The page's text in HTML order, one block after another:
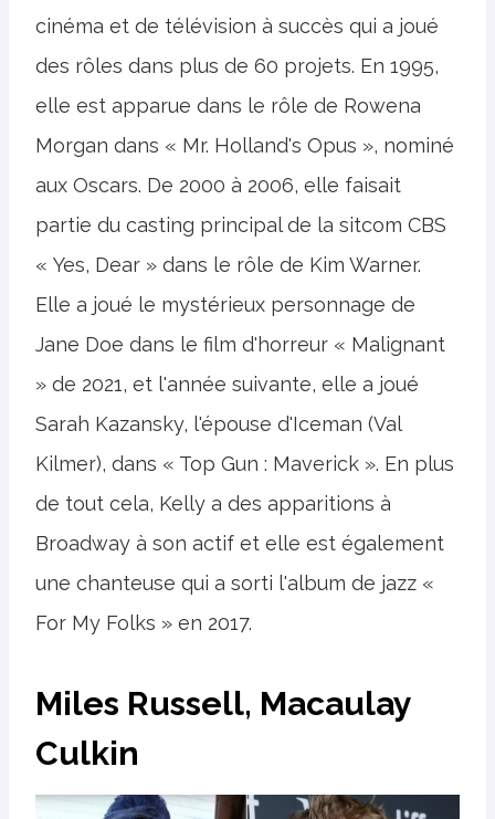
cinéma et de télévision à succès qui a joué
des rôles dans plus de 60 projets. En 1995,
elle est apparue dans le rôle de Rowena
Morgan dans « Mr. Holland's Opus », nominé
aux Oscars. De 2000 à 2006, elle faisait
partie du casting principal de la sitcom CBS
« Yes, Dear » dans le rôle de Kim Warner.
Elle a joué le mystérieux personnage de
Jane Doe dans le film d'horreur « Malignant
» de 2021, et l'année suivante, elle a joué
Sarah Kazansky, l'épouse d'Iceman (Val
Kilmer), dans « Top Gun : Maverick ». En plus
de tout cela, Kelly a des apparitions à
Broadway à son actif et elle est également
une chanteuse qui a sorti l'album de jazz «
For My Folks » en 2017.
Miles Russell, Macaulay
Culkin